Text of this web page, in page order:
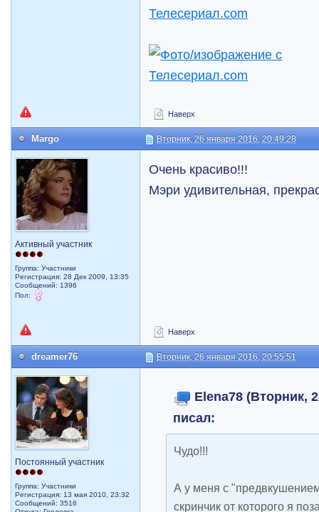
Наверх
Margo Вторник, 26 января 2016, 20:49:28
Активный участник
Группа: Участники
Регистрация: 28 Дек 2009, 13:35
Сообщений: 1396
Пол:
Очень красиво!!!
Мэри удивительная,
Наверх
dreamer76 Вторник, 26 января 2016, 20:55:51
Постоянный участник
Группа: Участники
Регистрация: 13 мая 2010, 23:32
Сообщений: 3516
Elena78 (Вторник,
писал:
Чудо!!!
А у меня с
скринчик от которого я